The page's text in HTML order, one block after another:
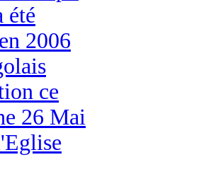
été
2006
ce
26 Mai